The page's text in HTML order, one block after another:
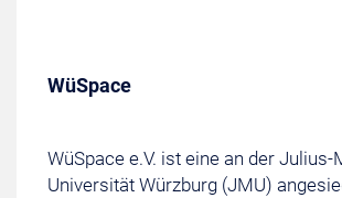
WüSpace
WüSpace e.V. ist eine an der
Universität Würzburg (JMU)